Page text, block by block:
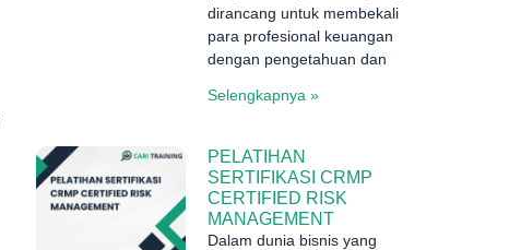
dirancang untuk membekali
para profesional keuangan
dengan pengetahuan dan
Selengkapnya »
PELATIHAN
SERTIFIKASI CRMP
CERTIFIED RISK
MANAGEMENT
Dalam dunia bisnis yang